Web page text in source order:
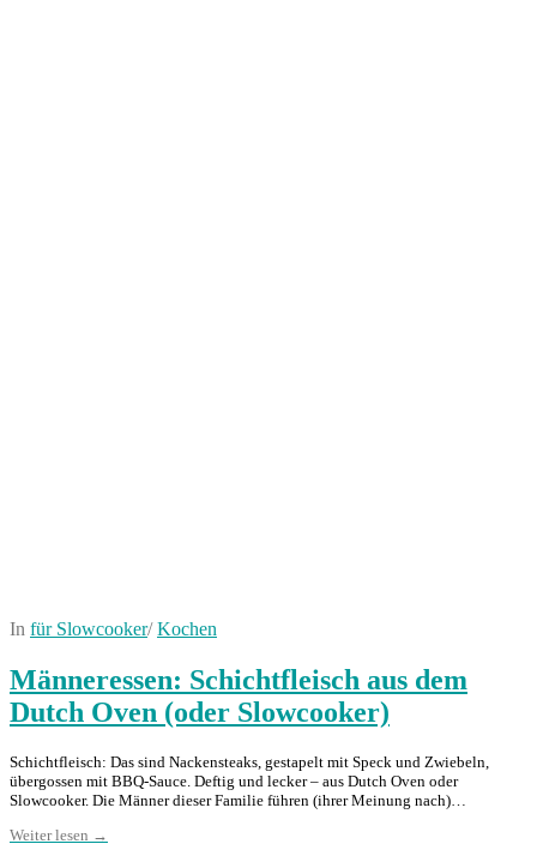
In für Slowcooker/ Kochen
Männeressen: Schichtfleisch aus dem
Dutch Oven (oder Slowcooker)
Schichtfleisch: Das sind Nackensteaks, gestapelt mit Speck und Zwiebeln,
übergossen mit BBQ-Sauce. Deftig und lecker – aus Dutch Oven oder
Slowcooker. Die Männer dieser Familie führen (ihrer Meinung nach)…
Weiter lesen →